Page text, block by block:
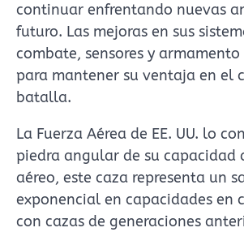
continuar enfrentando nuevas
futuro. Las mejoras en sus
combate, sensores y
para mantener su ventaja en el
batalla.
La Fuerza Aérea de EE. UU. lo
piedra angular de su capacidad
aéreo, este caza representa un
exponencial en capacidades en
con cazas de generaciones